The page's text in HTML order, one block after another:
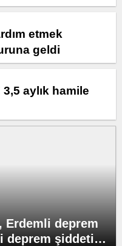
etmek
geldi
aylık hamile
Erdemli deprem
deprem şiddeti